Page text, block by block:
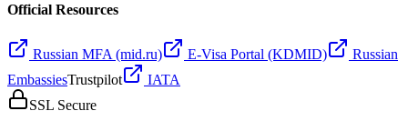
Official Resources
Russian MFA (mid.ru) E-Visa Portal (KDMID)
Russian
EmbassiesTrustpilot
IATA
SSL Secure